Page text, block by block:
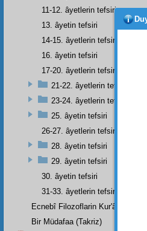
11-12. âyetlerin tefsiri
13. âyetin tefsiri
14-15. âyetlerin tefsiri
16. âyetin tefsiri
17-20. âyetlerin tefsiri
21-22. âyetlerin tefsiri
23-24. âyetlerin tefsiri
25. âyetin tefsiri
26-27. âyetlerin tefsiri
28. âyetin tefsiri
29. âyetin tefsiri
30. âyetin tefsiri
31-33. âyetlerin tefsiri
Ecnebî Filozoflarin Kur'ân'i
Bir Müdafaa (Takriz)